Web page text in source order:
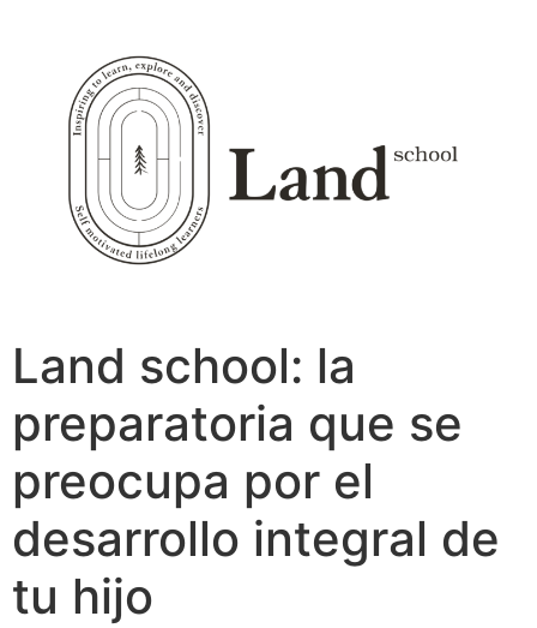
contenido
Land school: la
preparatoria que se
preocupa por el
desarrollo integral de
tu hijo